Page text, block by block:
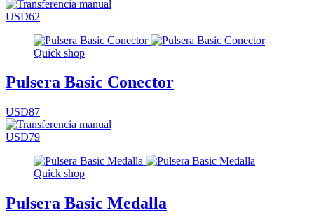
USD62
Quick shop
Pulsera Basic Conector
USD87
USD79
Quick shop
Pulsera Basic Medalla